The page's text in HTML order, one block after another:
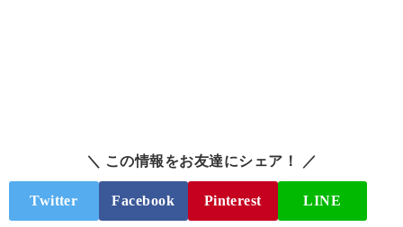
＼ この情報をお友達にシェア！ ／
Twitter Facebook Pinterest LINE